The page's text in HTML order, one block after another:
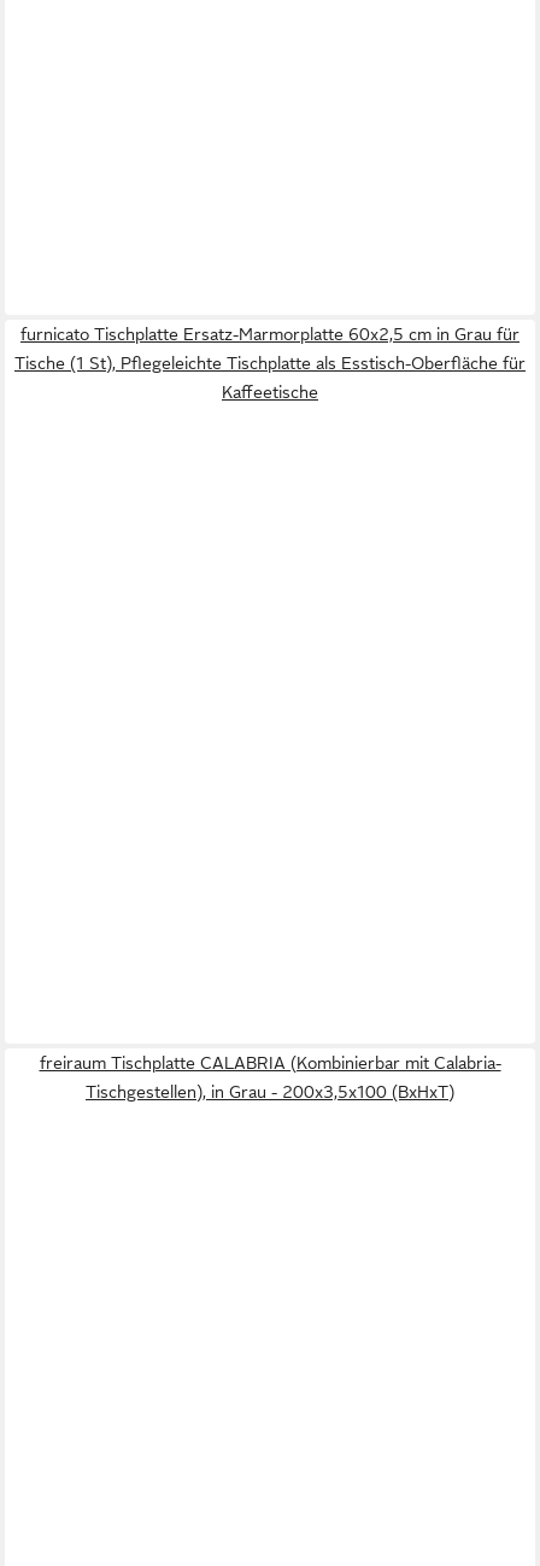
furnicato Tischplatte Ersatz-Marmorplatte 60x2,5 cm in Grau für
Tische (1 St), Pflegeleichte Tischplatte als Esstisch-Oberfläche für
Kaffeetische
freiraum Tischplatte CALABRIA (Kombinierbar mit Calabria-
Tischgestellen), in Grau - 200x3,5x100 (BxHxT)